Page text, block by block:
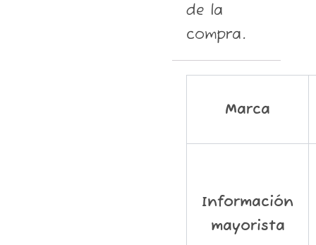
de la
compra.
Marca
Información
mayorista